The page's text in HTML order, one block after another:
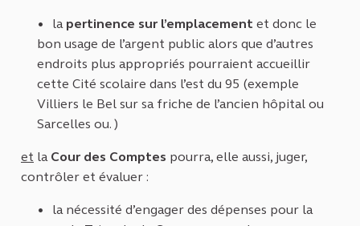
la pertinence sur l’emplacement et donc le
bon usage de l’argent public alors que d’autres
endroits plus appropriés pourraient accueillir
cette Cité scolaire dans l’est du 95 (exemple
Villiers le Bel sur sa friche de l’ancien hôpital ou
Sarcelles ou. )
et la Cour des Comptes pourra, elle aussi, juger,
contrôler et évaluer :
la nécessité d’engager des dépenses pour la